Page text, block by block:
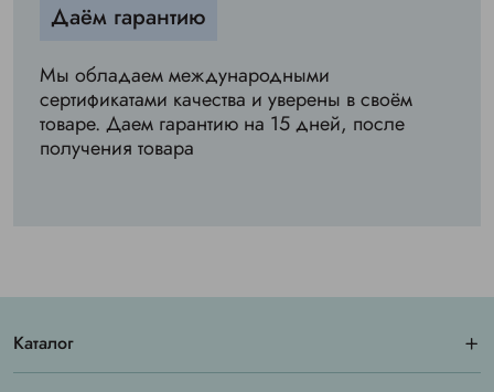
Даём гарантию
Мы обладаем международными
сертификатами качества и уверены в своём
товаре. Даем гарантию на 15 дней, после
получения товара
Каталог